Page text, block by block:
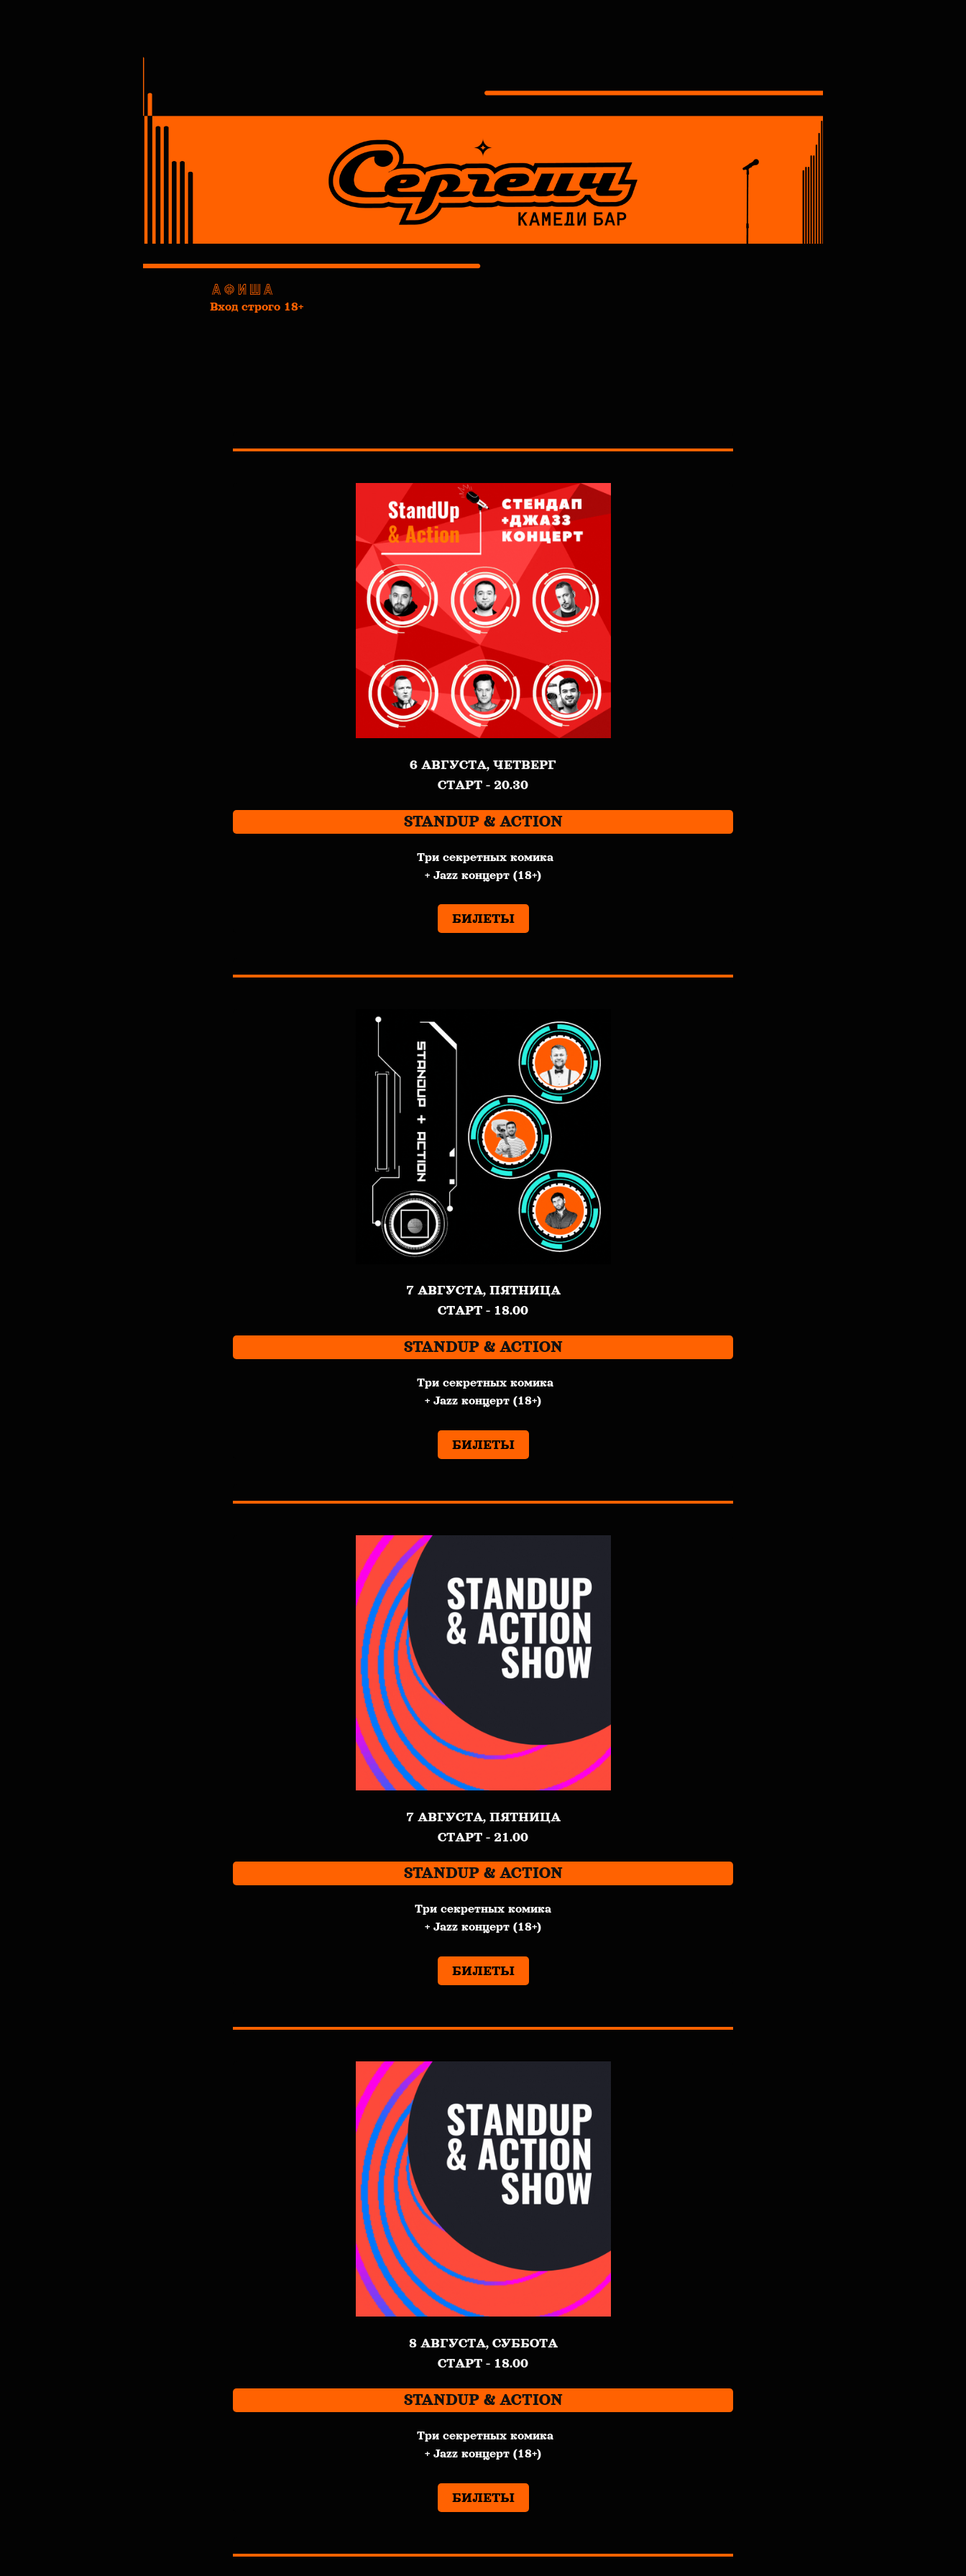
АФИША
Вход строго 18+
6 АВГУСТА, ЧЕТВЕРГ
СТАРТ - 20.30
STANDUP & ACTION
Три секретных комика
+ Jazz концерт (18+)
БИЛЕТЫ
7 АВГУСТА, ПЯТНИЦА
СТАРТ - 18.00
STANDUP & ACTION
Три секретных комика
+ Jazz концерт (18+)
БИЛЕТЫ
7 АВГУСТА, ПЯТНИЦА
СТАРТ - 21.00
STANDUP & ACTION
Три секретных комика
+ Jazz концерт (18+)
БИЛЕТЫ
8 АВГУСТА, СУББОТА
СТАРТ - 18.00
STANDUP & ACTION
Три секретных комика
+ Jazz концерт (18+)
БИЛЕТЫ